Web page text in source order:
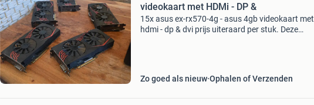
videokaart met HDMi - DP &
15x asus ex-rx570-4g - asus 4gb videokaart met
hdmi - dp & dvi prijs uiteraard per stuk. Deze
Zo goed als nieuw Ophalen of Verzenden